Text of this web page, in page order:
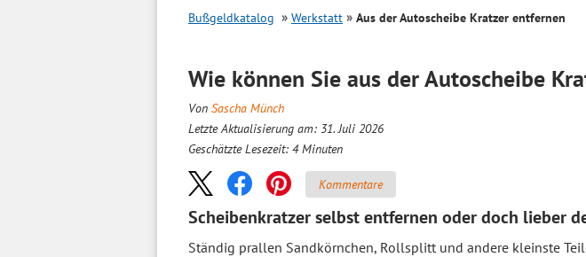
Bußgeldkatalog Werkstatt Aus der Autoscheibe Kratzer entfernen
Wie können Sie aus der Autoscheibe
Von Sascha Münch
Letzte Aktualisierung am: 31. Juli 2026
Geschätzte Lesezeit: 4 Minuten
Kommentare
Scheibenkratzer selbst entfernen oder doch lieber
Ständig prallen Sandkörnchen, Rollsplitt und andere kleinste